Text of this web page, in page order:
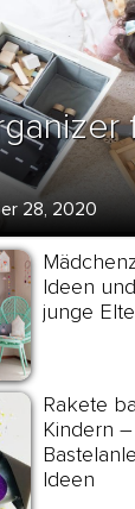
28, 2020
Ideen
junge
Rakete
Kindern
Ideen